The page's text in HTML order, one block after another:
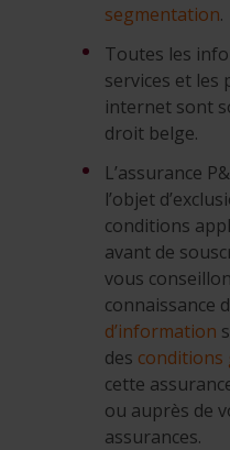
segmentation.
Toutes les
services et les
internet sont
droit belge.
L’assurance
l’objet
conditions
avant de
vous
connaissance
d’information
des conditions
cette
ou auprès de
assurances.